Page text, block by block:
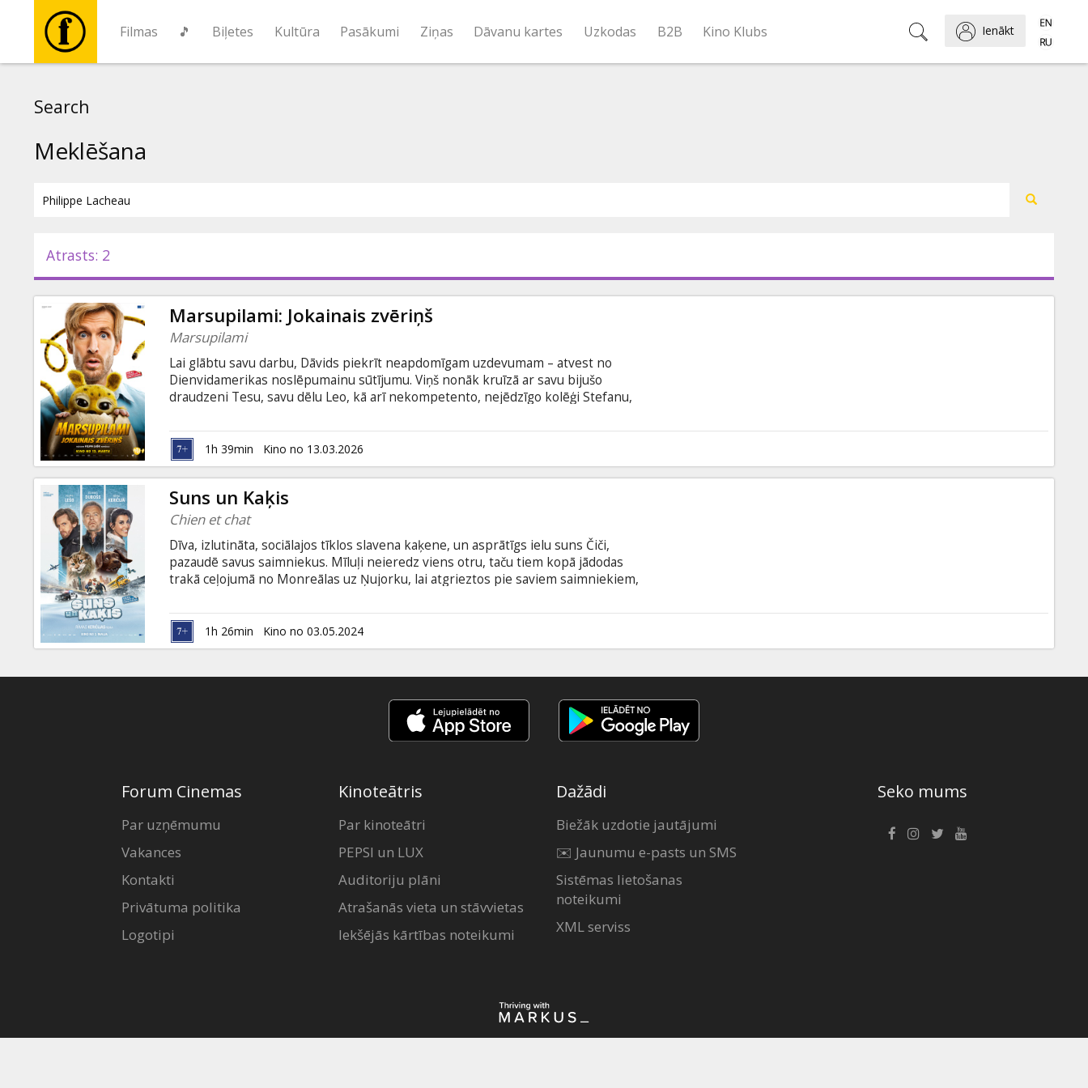
Filmas 🎵 Biļetes Kultūra Pasākumi Ziņas Dāvanu kartes Uzkodas B2B Kino Klubs Ienākt
Pasākumi
Ziņas
Dāvanu
kartes
Uzkodas
B2B
Kino
Klubs
Search
Meklēšana
Atrasts: 2
Marsupilami: Jokainais zvēriņš
Marsupilami
Lai glābtu savu darbu, Dāvids piekrīt neapdomīgam uzdevumam – atvest no
Dienvidamerikas noslēpumainu sūtījumu. Viņš nonāk kruīzā ar savu bijušo
draudzeni Tesu, savu dēlu Leo, kā arī nekompetento, nejēdzīgo kolēģi Stefanu,
Stefans nejauši to atver. Parādās marsupilami mazulis, un ceļojumu pārņem haoss.
Filma pieejama šādās versijās: -dublēta latviešu valodā; -dublēta krievu valodā ar
subtitriem latviešu valodā.
1h 39min Kino no 13.03.2026
Suns un Kaķis
Chien et chat
Dīva, izlutināta, sociālajos tīklos slavena kaķene, un asprātīgs ielu suns Čiči,
pazaudē savus saimniekus. Mīluļi neieredz viens otru, taču tiem kopā jādodas
trakā ceļojumā no Monreālas uz Ņujorku, lai atgrieztos pie saviem saimniekiem,
angļu valodā).
1h 26min Kino no 03.05.2024
Forum Cinemas
Par uzņēmumu
Vakances
Kontakti
Privātuma politika
Logotipi
Kinoteātris
Par kinoteātri
PEPSI un LUX
Auditoriju plāni
Atrašanās vieta un stāvvietas
Iekšējās kārtības noteikumi
Dažādi
Biežāk uzdotie jautājumi
✉️ Jaunumu e-pasts un SMS
Sistēmas lietošanas
noteikumi
XML serviss
Seko mums